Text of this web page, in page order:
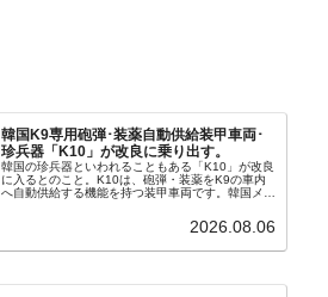
韓国K9専用砲弾･装薬自動供給装甲車両･
珍兵器「K10」が改良に乗り出す。
韓国の珍兵器といわれることもある「K10」が改良
に入るとのこと。K10は、砲弾・装薬をK9の車内
へ自動供給する機能を持つ装甲車両です。韓国メデ
から以下に一部を引きます。2005年に初めて...
2026.08.06